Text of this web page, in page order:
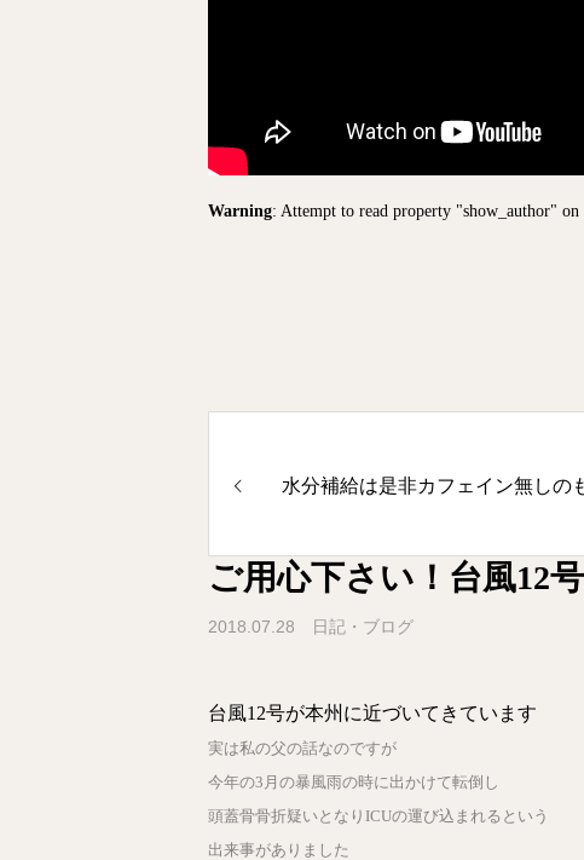
Warning: Attempt to read property "show_author" on
水分補給は是非カフェイン無しの
ご用心下さい！台風12
2018.07.28 日記・ブログ
台風12号が本州に近づいてきています
実は私の父の話なのですが
今年の3月の暴風雨の時に出かけて転倒し
頭蓋骨骨折疑いとなりICUの運び込まれるという
出来事がありました